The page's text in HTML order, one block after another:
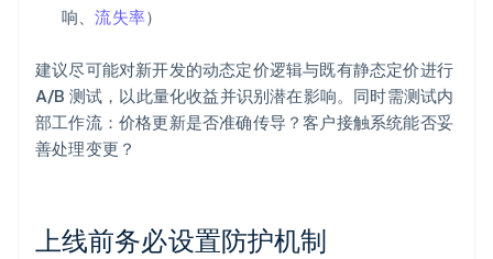
响、流失率）
建议尽可能对新开发的动态定价逻辑与既有静态定价进行
A/B 测试，以此量化收益并识别潜在影响。同时需测试内
部工作流：价格更新是否准确传导？客户接触系统能否妥
善处理变更？
上线前务必设置防护机制